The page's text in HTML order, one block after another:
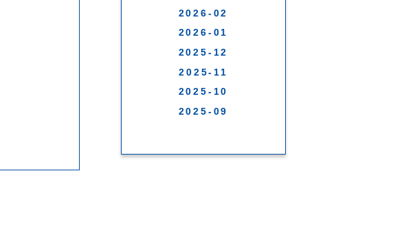
2026-02
2026-01
2025-12
2025-11
2025-10
2025-09